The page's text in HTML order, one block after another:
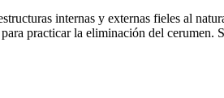
internas y externas fieles al
practicar la eliminación del cerumen.